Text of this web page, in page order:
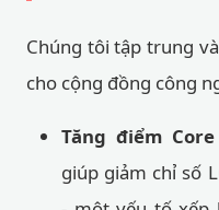
Chúng tôi tập trung
cho cộng đồng công
Tăng điểm
giúp giảm chỉ số